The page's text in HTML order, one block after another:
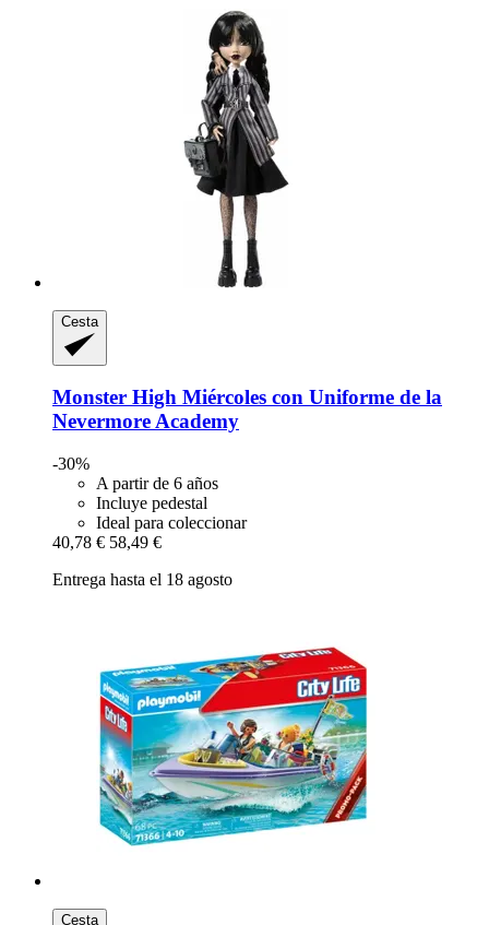
Cesta
Monster High Miércoles con Uniforme de la
Nevermore Academy
-30%
A partir de 6 años
Incluye pedestal
Ideal para coleccionar
40,78 € 58,49 €
Entrega hasta el 18 agosto
Cesta